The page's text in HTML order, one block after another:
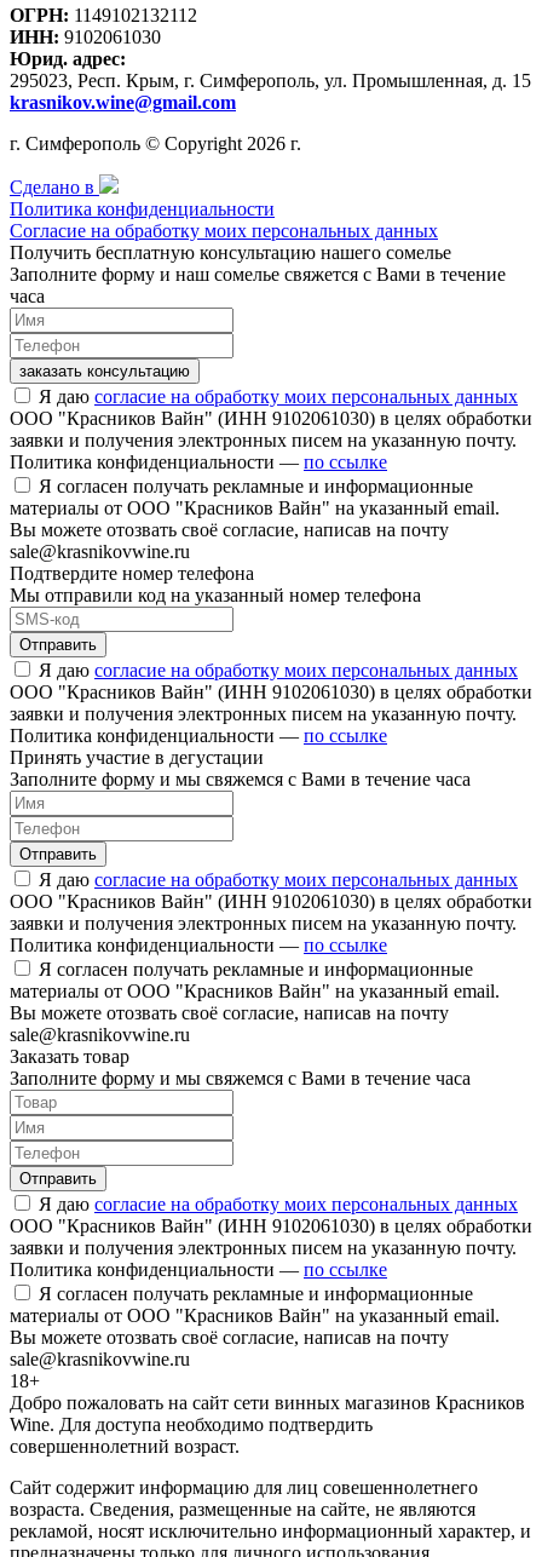
ОГРН: 1149102132112
ИНН: 9102061030
Юрид. адрес:
295023, Респ. Крым, г. Симферополь, ул. Промышленная, д. 15
krasnikov.wine@gmail.com
г. Симферополь © Copyright 2026 г.
Сделано в
Политика конфиденциальности
Согласие на обработку моих персональных данных
Получить бесплатную консультацию нашего сомелье
Заполните форму и наш сомелье свяжется с Вами в течение
часа
заказать консультацию
Я даю согласие на обработку моих персональных данных
ООО "Красников Вайн" (ИНН 9102061030) в целях обработки
заявки и получения электронных писем на указанную почту.
Политика конфиденциальности — по ссылке
Я согласен получать рекламные и информационные
материалы от ООО "Красников Вайн" на указанный email.
Вы можете отозвать своё согласие, написав на почту
sale@krasnikovwine.ru
Подтвердите номер телефона
Мы отправили код на указанный номер телефона
Отправить
Я даю согласие на обработку моих персональных данных
ООО "Красников Вайн" (ИНН 9102061030) в целях обработки
заявки и получения электронных писем на указанную почту.
Политика конфиденциальности — по ссылке
Принять участие в дегустации
Заполните форму и мы свяжемся с Вами в течение часа
Отправить
Я даю согласие на обработку моих персональных данных
ООО "Красников Вайн" (ИНН 9102061030) в целях обработки
заявки и получения электронных писем на указанную почту.
Политика конфиденциальности — по ссылке
Я согласен получать рекламные и информационные
материалы от ООО "Красников Вайн" на указанный email.
Вы можете отозвать своё согласие, написав на почту
sale@krasnikovwine.ru
Заказать товар
Заполните форму и мы свяжемся с Вами в течение часа
Отправить
Я даю согласие на обработку моих персональных данных
ООО "Красников Вайн" (ИНН 9102061030) в целях обработки
заявки и получения электронных писем на указанную почту.
Политика конфиденциальности — по ссылке
Я согласен получать рекламные и информационные
материалы от ООО "Красников Вайн" на указанный email.
Вы можете отозвать своё согласие, написав на почту
sale@krasnikovwine.ru
18+
Добро пожаловать на сайт сети винных магазинов Красников
Wine. Для доступа необходимо подтвердить
совершеннолетний возраст.
Сайт содержит информацию для лиц совешеннолетнего
возраста. Сведения, размещенные на сайте, не являются
рекламой, носят исключительно информационный характер, и
предназначены только для личного использования.